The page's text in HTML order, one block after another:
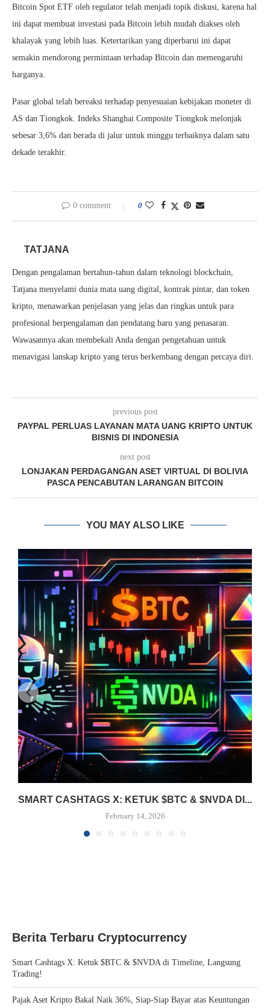
Bitcoin Spot ETF oleh regulator telah menjadi topik diskusi, karena hal
ini dapat membuat investasi pada Bitcoin lebih mudah diakses oleh
khalayak yang lebih luas. Ketertarikan yang diperbarui ini dapat
semakin mendorong permintaan terhadap Bitcoin dan memengaruhi
harganya.
Pasar global telah bereaksi terhadap penyesuaian kebijakan moneter di
AS dan Tiongkok. Indeks Shanghai Composite Tiongkok melonjak
sebesar 3,6% dan berada di jalur untuk minggu terbaiknya dalam satu
dekade terakhir.
0 comment 0
TATJANA
Dengan pengalaman bertahun-tahun dalam teknologi blockchain,
Tatjana menyelami dunia mata uang digital, kontrak pintar, dan token
kripto, menawarkan penjelasan yang jelas dan ringkas untuk para
profesional berpengalaman dan pendatang baru yang penasaran.
Wawasannya akan membekali Anda dengan pengetahuan untuk
menavigasi lanskap kripto yang terus berkembang dengan percaya diri.
previous post
PAYPAL PERLUAS LAYANAN MATA UANG KRIPTO UNTUK
BISNIS DI INDONESIA
next post
LONJAKAN PERDAGANGAN ASET VIRTUAL DI BOLIVIA
PASCA PENCABUTAN LARANGAN BITCOIN
YOU MAY ALSO LIKE
SMART CASHTAGS X: KETUK $BTC & $NVDA DI...
February 14, 2026
Berita Terbaru Cryptocurrency
Smart Cashtags X: Ketuk $BTC & $NVDA di Timeline, Langsung
Trading!
Pajak Aset Kripto Bakal Naik 36%, Siap-Siap Bayar atas Keuntungan